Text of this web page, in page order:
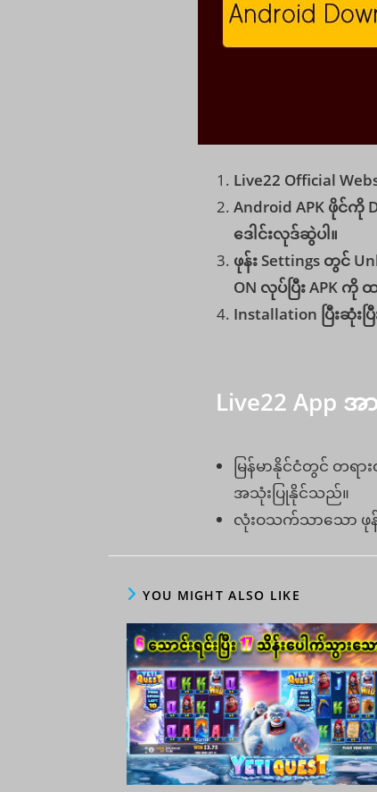
Live22 Official
Android APK ဖိုင်
ဒေါင်းလုဒ်ဆွဲပါ။
ဖုန်း Settings တွင်
ON လုပ်ပြီး APK ကို
Installation ပြီးဆုံးပ
Live22 App
မြန်မာနိုင်ငံတွင် တရာ
အသုံးပြုနိုင်သည်။
လုံးဝသက်သာသော ဖုန်
YOU MIGHT ALSO LIKE